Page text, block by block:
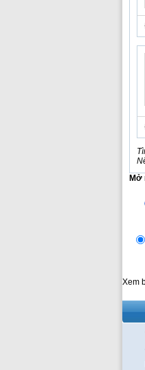
Mở
Xem